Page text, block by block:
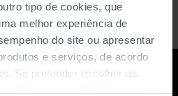
tipo de cookies, que
melhor experiência de
do site ou apresentar
e serviços, de acordo
Se pretender escolher os